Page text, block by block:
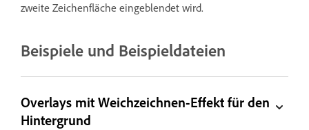
zweite Zeichenfläche eingeblendet wird.
Beispiele und Beispieldateien
Overlays mit Weichzeichnen-Effekt für den
Hintergrund